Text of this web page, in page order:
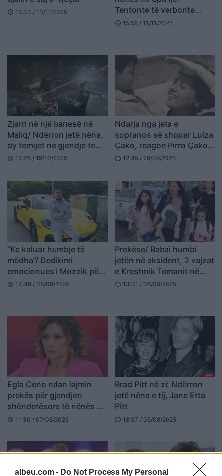
albeu.com - Do Not Process My Personal
schedule 12:33 / 13/11/2025
Tentonte të verbonte
djalin për të përfituar
schedule 15:58 / 11/11/2025
Zjarri në një banesë në
Maliq/ Ndërron jetë nëna,
dy fëmijët në gjendje të
rëndë shëndetësore
schedule 14:28 / 19/10/2025
Ndarja nga jeta e
sopranos së shquar Luiza
Çako, reagon Pirro Çako:
Lamtumirë nëna ime
schedule 12:45 / 29/09/2025
“Ke kaluar humbje të
mëdha”/ Dedikimi
emocionues i Mozzik për
ditëlindjen e nënës së tij
schedule 14:48 / 08/09/2025
Prekëse/ Babai humbi
jetën në aksident, 2 vajzat
e Kreshnik Tomanit në
Fier shkojnë në ditën e
schedule 13:31 / 08/09/2025
Egla Ceno ndan lajmin
prekës për gjendjen
shëndetësore të nënës së
saj
schedule 11:30 / 07/08/2025
Brad Pitt në zi: Ndërron
jetë nëna e tij, Jane Etta
Pitt
schedule 18:37 / 06/08/2025